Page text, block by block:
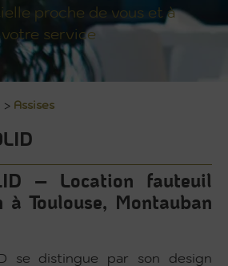
proche de vous et à
votre service
> Assises
– Location fauteuil
à Toulouse, Montauban
se distingue par son design